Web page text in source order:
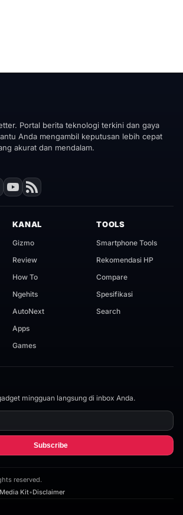
Portal berita teknologi terkini dan gaya
Anda mengambil keputusan lebih cepat
akurat dan mendalam.
KANAL
Gizmo
Review
How To
Ngehits
AutoNext
Apps
Games
TOOLS
Smartphone Tools
Rekomendasi HP
Compare
Spesifikasi
Search
mingguan langsung di inbox Anda.
Subscribe
reserved.
Media Kit•Disclaimer